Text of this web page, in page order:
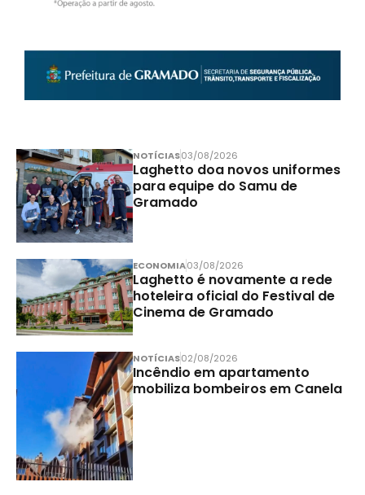
NOTÍCIAS03/08/2026
Laghetto doa novos uniformes
para equipe do Samu de
Gramado
ECONOMIA03/08/2026
Laghetto é novamente a rede
hoteleira oficial do Festival de
Cinema de Gramado
NOTÍCIAS02/08/2026
Incêndio em apartamento
mobiliza bombeiros em Canela